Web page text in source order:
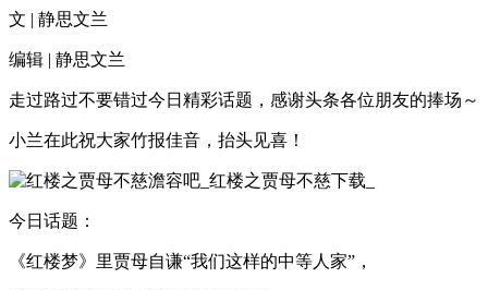
文 | 静思文兰
编辑 | 静思文兰
走过路过不要错过今日精彩话题，感谢头条各位朋友的捧场～
小兰在此祝大家竹报佳音，抬头见喜！
今日话题：
《红楼梦》里贾母自谦“我们这样的中等人家”，